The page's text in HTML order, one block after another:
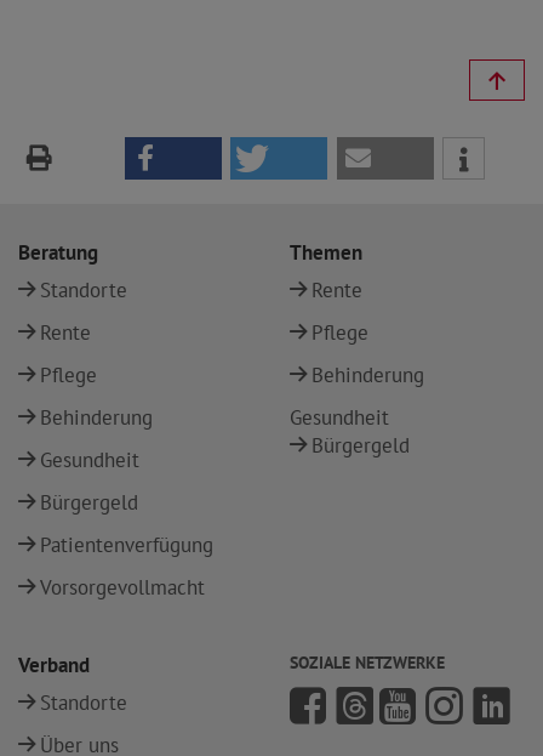
Beratung
Standorte
Rente
Pflege
Behinderung
Gesundheit
Bürgergeld
Patientenverfügung
Vorsorgevollmacht
Themen
Rente
Pflege
Behinderung
Gesundheit
Bürgergeld
Verband
Standorte
Über uns
SOZIALE NETZWERKE